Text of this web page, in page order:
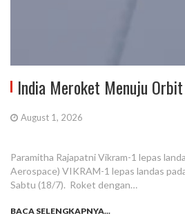
India Meroket Menuju Orbit
August 1, 2026
Paramitha Rajapatni Vikram-1 lepas
Aerospace) VIKRAM-1 lepas landas
Sabtu (18/7). Roket dengan…
BACA SELENGKAPNYA...